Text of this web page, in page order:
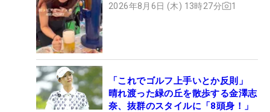
2026年8月6日 (木) 13時27分 1
「これでゴルフ上手いとか反則」
晴れ渡った緑の丘を散歩する金澤志
奈、抜群のスタイルに「8頭身！」